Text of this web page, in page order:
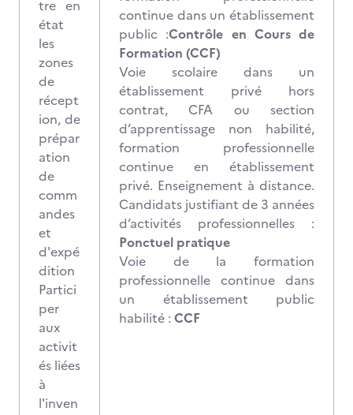
tre en
état
les
zones
de
récept
ion, de
prépar
ation
de
comm
andes
et
d'expé
dition
Partici
per
aux
activit
és liées
à
l'inven
continue dans un établissement
public :Contrôle en Cours de
Formation (CCF)
Voie scolaire dans un
établissement privé hors
contrat, CFA ou section
d’apprentissage non habilité,
formation professionnelle
continue en établissement
privé. Enseignement à distance.
Candidats justifiant de 3 années
d’activités professionnelles :
Ponctuel pratique
Voie de la formation
professionnelle continue dans
un établissement public
habilité : CCF